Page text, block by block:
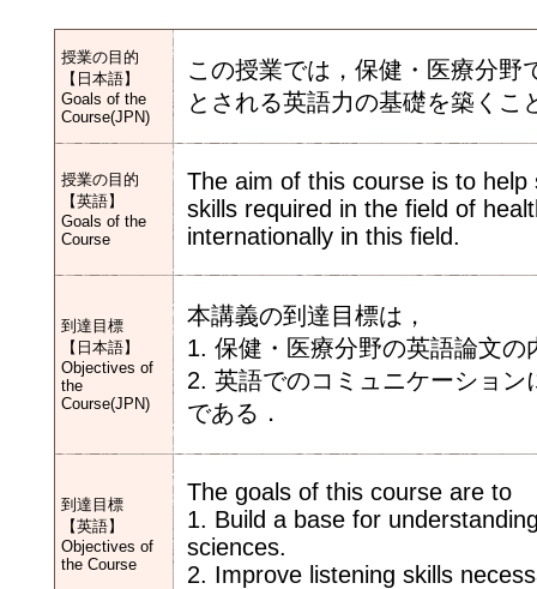
授業の目的
【日本語】
Goals of the
Course(JPN)
この授業では，保健・医療分野
とされる英語力の基礎を築くこ
授業の目的
【英語】
Goals of the
Course
The aim of this course is to
skills required in the field of
internationally in this field.
到達目標
【日本語】
Objectives of
the
Course(JPN)
本講義の到達目標は，
1. 保健・医療分野の英語論文
2. 英語でのコミュニケーショ
である．
到達目標
【英語】
Objectives of
the Course
The goals of this course are to
1. Build a base for
sciences.
2. Improve listening skills